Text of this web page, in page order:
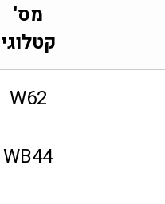
מס'
קטלוגי
W62
WB44